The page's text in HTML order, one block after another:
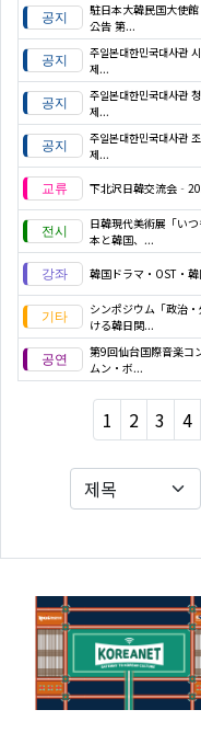
駐日本大韓民国大使
公告 第...
주일본대한민국대사관
제...
주일본대한민국대사관
제...
주일본대한민국대사관
제...
下北沢日韓交流会
日韓現代美術展「い
本と韓国、...
韓国ドラマ・OST・
シンポジウム「政治
ける韓日関...
第9回仙台国際音楽コ
ムン・ボ...
1 2 3 4